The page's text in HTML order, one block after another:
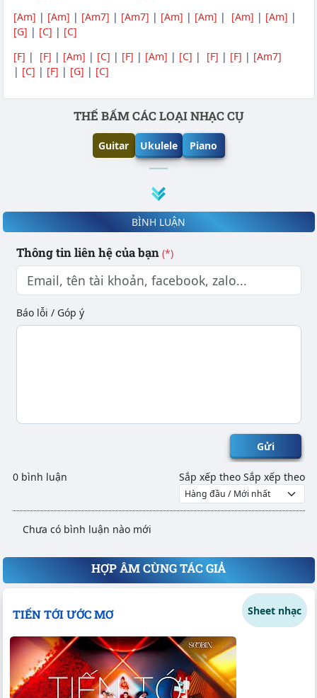
[Am] | [Am] | [Am7] | [Am7] | [Am] | [Am] | [Am] | [Am] |
[G] | [C] | [C]
[F] | [F] | [Am] | [C] | [F] | [Am] | [C] | [F] | [F] | [Am7]
| [C] | [F] | [G] | [C]
Phần nội dungTHẾ BẤM CÁC LOẠI NHẠC CỤ
Guitar Ukulele Piano
BÌNH LUẬN
Thông tin liên hệ của bạn (*)
Báo lỗi / Góp ý
Gửi
0 bình luận Sắp xếp theo Sắp xếp theo
Chưa có bình luận nào mới
HỢP ÂM CÙNG TÁC GIẢ
TIẾN TỚI ƯỚC MƠ Sheet nhạc